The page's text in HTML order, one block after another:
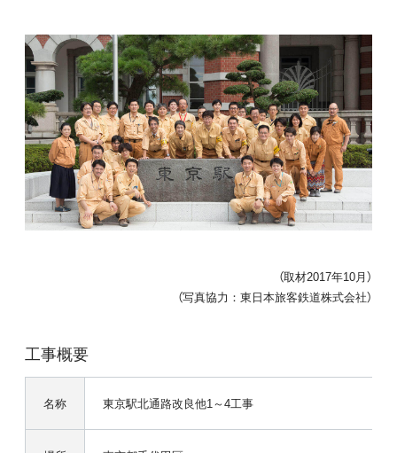
（取材2017年10月）
（写真協力：東日本旅客鉄道株式会社）
工事概要
名称 東京駅北通路改良他1～4工事